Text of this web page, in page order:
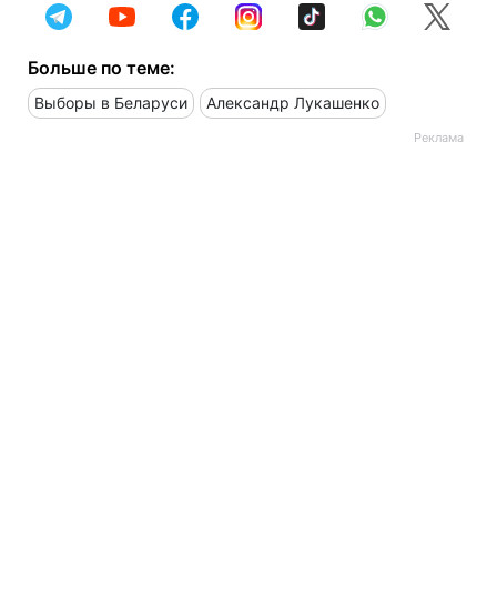
Больше по теме:
Выборы в Беларуси Александр Лукашенко